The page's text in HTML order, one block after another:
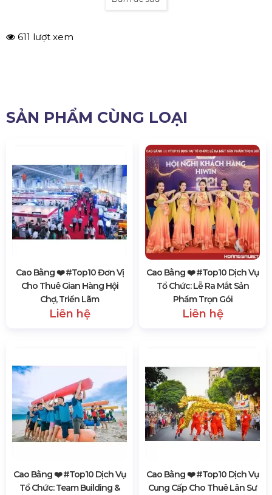
611 lượt xem
SẢN PHẨM CÙNG LOẠI
Cao Bằng ❤️️ #top10 Đơn Vị
Cho Thuê Gian Hàng Hội
Chợ, Triển Lãm
Liên hệ
Cao Bằng ❤️️ #top10 Dịch Vụ
Tổ Chức: Lễ Ra Mắt Sản
Phẩm Trọn Gói
Liên hệ
Cao Bằng ❤️️ #top10 Dịch Vụ
Tổ Chức: Team Building &
Cao Bằng ❤️️ #top10 Dịch Vụ
Cung Cấp Cho Thuê Lân Sư